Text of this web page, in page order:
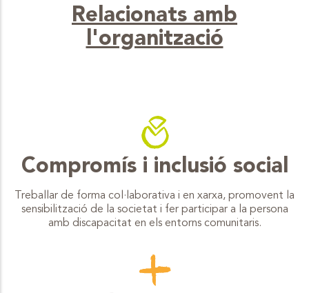
Relacionats amb
l'organització
Compromís i inclusió social
Treballar de forma col·laborativa i en xarxa, promovent la
sensibilització de la societat i fer participar a la persona
amb discapacitat en els entorns comunitaris.